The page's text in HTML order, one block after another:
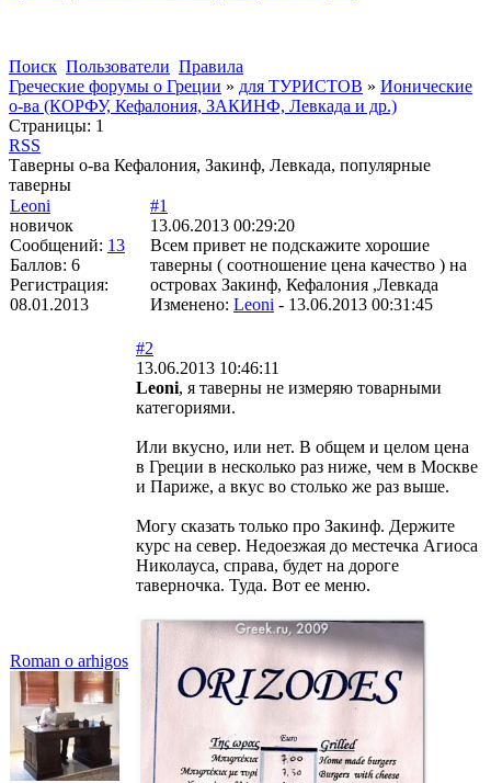
Поиск Пользователи Правила
Греческие форумы о Греции » для ТУРИСТОВ » Ионические
о-ва (КОРФУ, Кефалония, ЗАКИНФ, Левкада и др.)
Страницы: 1
RSS
Таверны о-ва Кефалония, Закинф, Левкада, популярные
таверны
Leoni
новичок
Сообщений: 13
Баллов: 6
Регистрация:
08.01.2013
#1
13.06.2013 00:29:20
Всем привет не подскажите хорошие
таверны ( соотношение цена качество ) на
островах Закинф, Кефалония ,Левкада
Изменено: Leoni - 13.06.2013 00:31:45
Roman o arhigos
#2
13.06.2013 10:46:11
Leoni, я таверны не измеряю товарными
категориями.
Или вкусно, или нет. В общем и целом цена
в Греции в несколько раз ниже, чем в Москве
и Париже, а вкус во столько же раз выше.
Могу сказать только про Закинф. Держите
курс на север. Недоезжая до местечка Агиоса
Николауса, справа, будет на дороге
таверночка. Туда. Вот ее меню.